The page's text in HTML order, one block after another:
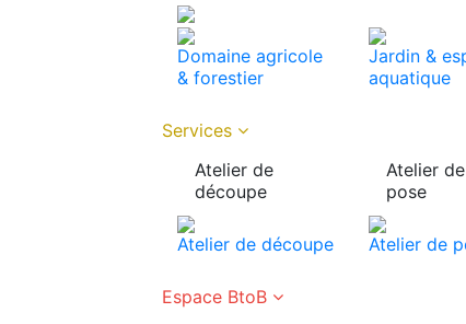
Domaine agricole
& forestier
Jardin &
aquatique
Services
Atelier de
découpe
Atelier de
pose
Atelier de découpe Atelier de
Espace BtoB